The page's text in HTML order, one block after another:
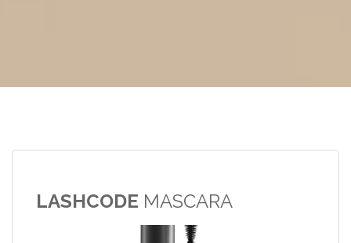
LASHCODE MASCARA